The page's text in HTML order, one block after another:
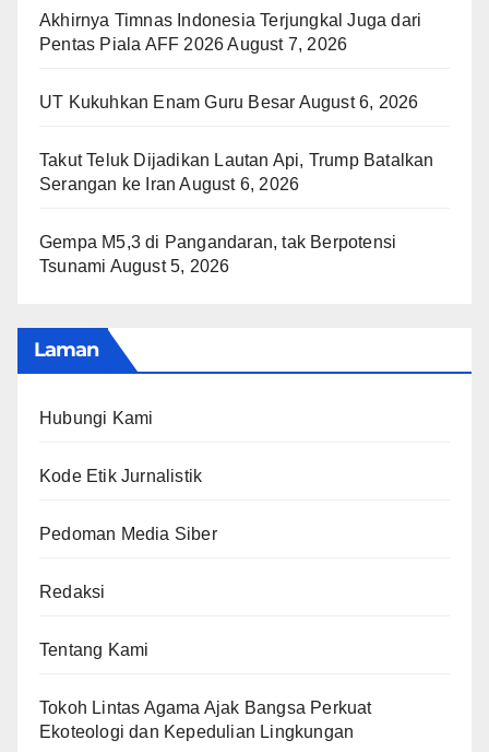
Akhirnya Timnas Indonesia Terjungkal Juga dari
Pentas Piala AFF 2026 August 7, 2026
UT Kukuhkan Enam Guru Besar August 6, 2026
Takut Teluk Dijadikan Lautan Api, Trump Batalkan
Serangan ke Iran August 6, 2026
Gempa M5,3 di Pangandaran, tak Berpotensi
Tsunami August 5, 2026
Laman
Hubungi Kami
Kode Etik Jurnalistik
Pedoman Media Siber
Redaksi
Tentang Kami
Tokoh Lintas Agama Ajak Bangsa Perkuat
Ekoteologi dan Kepedulian Lingkungan